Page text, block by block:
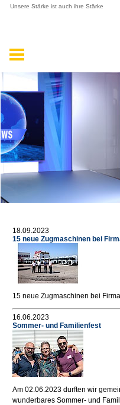
Unsere Stärke ist auch ihre Stärke
18.09.2023
15 neue Zugmaschinen bei
15 neue Zugmaschinen bei
16.06.2023
Sommer- und Familienfest
Am 02.06.2023 durften wir
wunderbares Sommer- und